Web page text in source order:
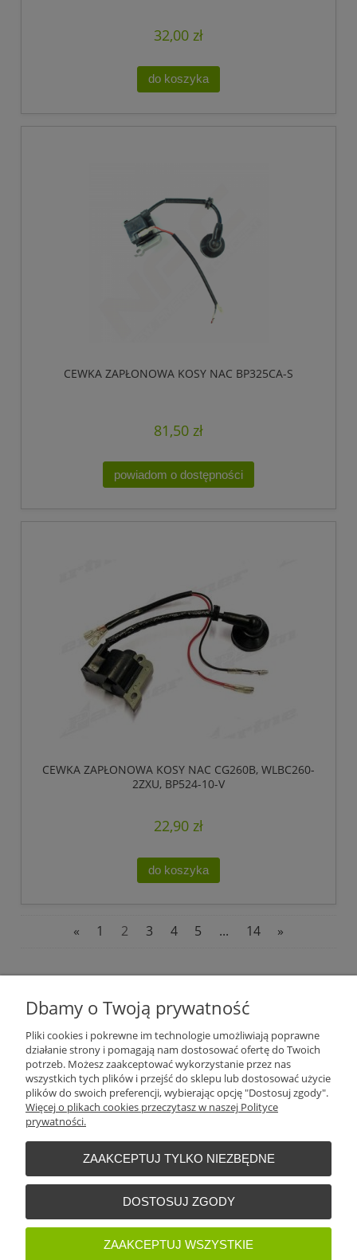
32,00 zł
do koszyka
CEWKA ZAPŁONOWA KOSY NAC BP325CA-S
81,50 zł
powiadom o dostępności
CEWKA ZAPŁONOWA KOSY NAC CG260B, WLBC260-
2ZXU, BP524-10-V
22,90 zł
do koszyka
« 1 2 3 4 5 ... 14 »
ul. Warszawska 281
26-110Skarżysko-Kamienna
+48 509 457 733
E-mail:plantago@plantago.pl
Pomoc
Płatności i dostawa
Informacje
O nas
Dbamy o Twoją prywatność
Pliki cookies i pokrewne im technologie umożliwiają poprawne
działanie strony i pomagają nam dostosować ofertę do Twoich
potrzeb. Możesz zaakceptować wykorzystanie przez nas
wszystkich tych plików i przejść do sklepu lub dostosować użycie
plików do swoich preferencji, wybierając opcję "Dostosuj zgody".
Więcej o plikach cookies przeczytasz w naszej Polityce
prywatności.
ZAAKCEPTUJ TYLKO NIEZBĘDNE
DOSTOSUJ ZGODY
ZAAKCEPTUJ WSZYSTKIE